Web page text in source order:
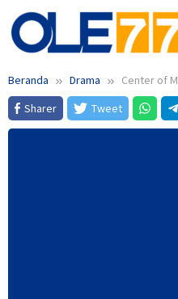
Loncat
ke
konten
Beranda Drama
Center of
Sharer
Tweet